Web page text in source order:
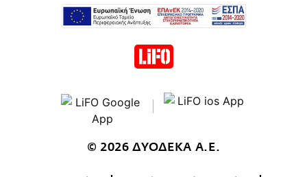
© 2026 ΔΥΟΔΕΚΑ Α.Ε.